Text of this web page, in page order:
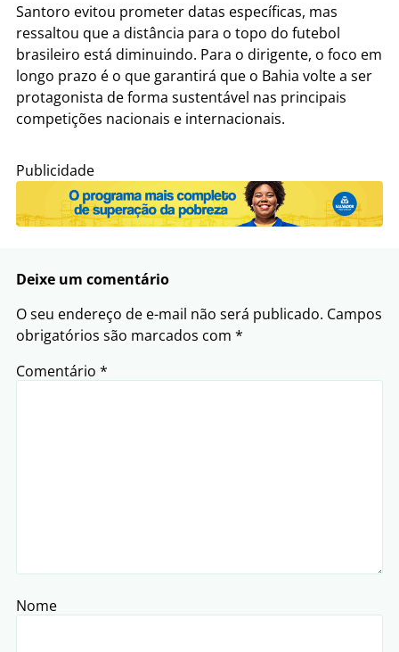
Santoro evitou prometer datas específicas, mas
ressaltou que a distância para o topo do futebol
brasileiro está diminuindo. Para o dirigente, o foco em
longo prazo é o que garantirá que o Bahia volte a ser
protagonista de forma sustentável nas principais
competições nacionais e internacionais.
Publicidade
Deixe um comentário
O seu endereço de e-mail não será publicado. Campos
obrigatórios são marcados com *
Comentário *
Nome